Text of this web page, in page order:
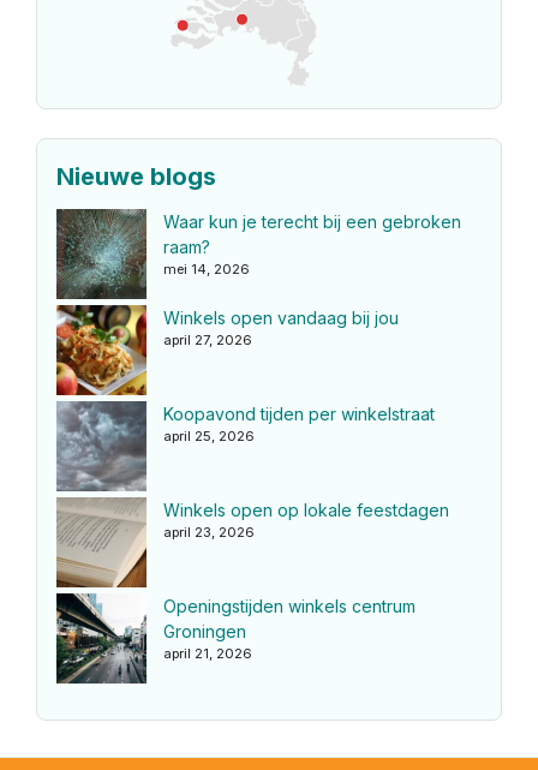
Nieuwe blogs
Waar kun je terecht bij een gebroken
raam?
mei 14, 2026
Winkels open vandaag bij jou
april 27, 2026
Koopavond tijden per winkelstraat
april 25, 2026
Winkels open op lokale feestdagen
april 23, 2026
Openingstijden winkels centrum
Groningen
april 21, 2026